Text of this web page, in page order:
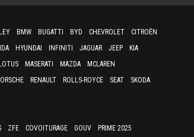
BMW BUGATTI BYD CHEVROLET
CITROËN
HYUNDAI INFINITI JAGUAR JEEP
KIA
LOTUS MASERATI MAZDA
MCLAREN
RENAULT ROLLS-ROYCE SEAT
SKODA
ZFE COVOITURAGE GOUV
PRIME 2025